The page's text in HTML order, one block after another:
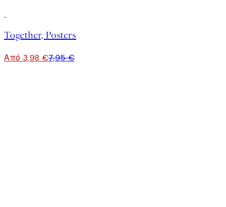
Together, Posters
Από 3,98 €7,95 €